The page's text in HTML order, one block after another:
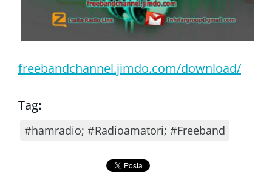
freebandchannel.jimdo.com/download/
Tag:
#hamradio; #Radioamatori; #Freeband